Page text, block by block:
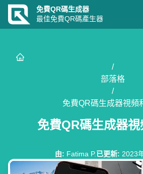
免費QR碼生成器
最佳免費QR碼產生器
/
部落格
/
免費QR碼生成器視頻
免費QR碼生成器
由: Fatima P.已更新: 2023